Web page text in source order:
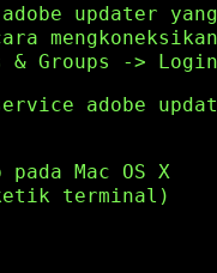
updater
& Groups ->
adobe
Mac OS X
ketik terminal)